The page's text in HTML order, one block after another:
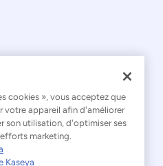
droits réservés.
l'esclavage moderne
cookies », vous acceptez que
votre appareil afin d'améliorer
son utilisation, d'optimiser ses
marketing.
Kaseya